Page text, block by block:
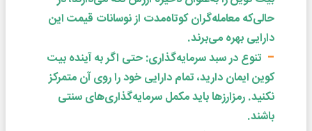
حالی‌که معامله‌گران کوتاه‌مدت از نوسانات قیمت این
دارایی بهره می‌برند.
تنوع در سبد سرمایه‌گذاری: حتی اگر به آینده بیت
کوین ایمان دارید، تمام دارایی خود را روی آن متمرکز
نکنید. رمزارزها باید مکمل سرمایه‌گذاری‌های سنتی
باشند.